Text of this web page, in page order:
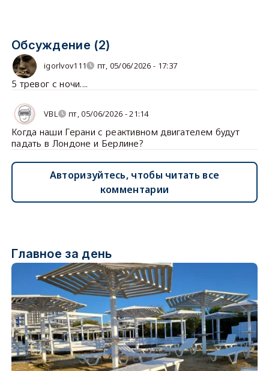
Обсуждение (2)
igorlvov111 пт, 05/06/2026 - 17:37
5 тревог с ночи....
VBL пт, 05/06/2026 - 21:14
Когда наши Герани с реактивном двигателем будут
падать в Лондоне и Берлине?
Авторизуйтесь, чтобы читать все
комментарии
Главное за день